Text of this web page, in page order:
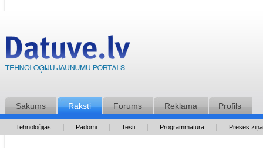
Sākums Raksti Forums Reklāma Profils
Tehnoloģijas Padomi Testi Programmatūra Preses